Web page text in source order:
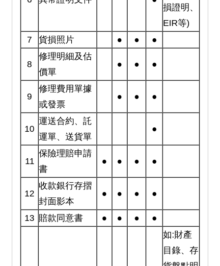
損證明、
EIR等)
7
貨損照片 ● ● ●
8
修理明細及估
價單
● ● ●
9
修理費用單據
或發票
● ● ●
10
運送合約、託
運單、送貨單
●
11
保險理賠申請
書
● ● ● ●
12
收款銀行存摺
封面影本
● ● ● ●
13 賠款同意書 ● ● ●
●
如:財產
目錄、存